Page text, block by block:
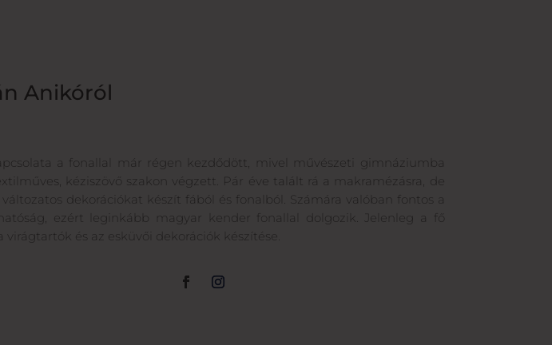
Anikóról
a fonallal már régen kezdődött, mivel művészeti gimnáziumba
kéziszövő szakon végzett. Pár éve talált rá a makramézásra, de
változatos dekorációkat készít fából és fonalból. Számára valóban fontos a
ezért leginkább magyar kender fonallal dolgozik. Jelenleg a fő
virágtartók és az esküvői dekorációk készítése.